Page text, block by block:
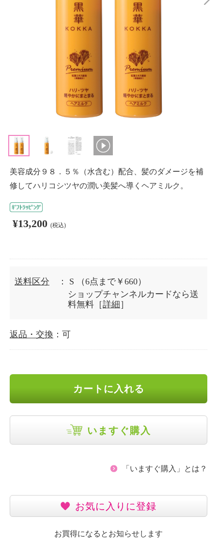
美容成分９８．５％（水含む）配合、髪のダメージを補
修してハリコシツヤの潤い美髪へ導くヘアミルク。
¥13,200 (税込)
送料区分 ： S
（6点まで￥660）
ショップチャンネルカードなら送
料無料［詳細 ］
返品・交換 ：可
カートに入れる
いますぐ購入
「いますぐ購入」とは？
お気に入りに登録
お買得になるとお知らせします